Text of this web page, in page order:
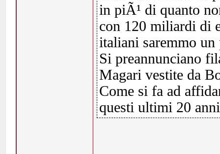
in piÃ¹ di quanto
con 120 miliardi di
italiani saremmo un
Si preannunciano
Magari vestite da
Come si fa ad
questi ultimi 20